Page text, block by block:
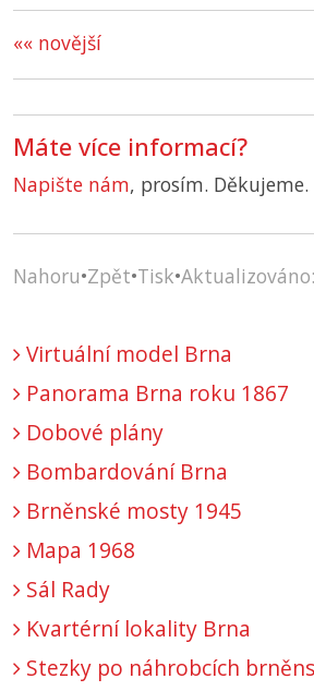
«« novější
Máte více informací?
Napište nám, prosím. Děkujeme.
Nahoru•Zpět•Tisk•
Virtuální model Brna
Panorama Brna roku 1867
Dobové plány
Bombardování Brna
Brněnské mosty 1945
Mapa 1968
Sál Rady
Kvartérní lokality Brna
Stezky po náhrobcích